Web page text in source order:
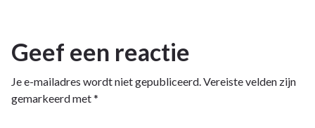
Geef een reactie
Je e-mailadres wordt niet gepubliceerd. Vereiste velden zijn
gemarkeerd met*